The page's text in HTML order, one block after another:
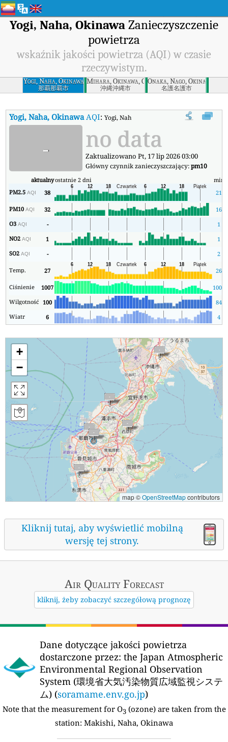
Yogi, Naha, Okinawa Zanieczyszczenie
powietrza
wskaźnik jakości powietrza (AQI) w czasie
rzeczywistym.
Yogi, Naha, Okinawa
那覇那覇市
Mihara, Okinawa, Okinawa
沖縄沖縄市
Onaka, Nago, Okinawa
名護名護市
Yogi, Naha, OkinawaAQI:Yogi, Naha, Okinawa Wskaźnik Jakości
- no data
Zaktualizowano Pt, 17 lip 2026 03:00
Główny czynnik zanieczyszczający:pm10
aktualnyostatnie 2 dni min
PM2.5AQI 38 21
PM10AQI 32
16
O3AQI -
1
NO2AQI 1
1
SO2AQI - 2
Temp. 27 26
Ciśnienie 1007 1007
Wilgotność 100
84
Wiatr
6 4
+
−
map ©OpenStreetMapcontributors
Kliknij tutaj, aby wyświetlić mobilną
wersję tej strony.
Air QualityForecast
kliknij, żeby zobaczyć szczegółową prognozę
Dane dotyczące jakości powietrza
dostarczone przez: the Japan Atmospheric
Environmental Regional Observation
System (環境省大気汚染物質広域監視システ
ム) (soramame.env.go.jp)
Note that the measurement for O3(ozone) are taken from the
station: Makishi, Naha, Okinawa